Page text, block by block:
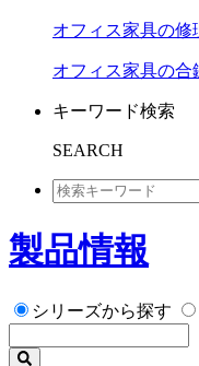
オフィス家具の修
オフィス家具の合
キーワード検索
SEARCH
製品情報
シリーズから探す